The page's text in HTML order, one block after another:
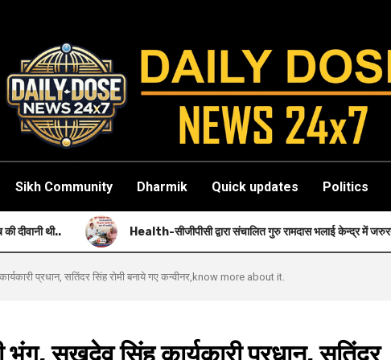
Sikh Community Dharmik Quick updates Politics
Health-सीजीपीसी द्वारा संचालित गुरु रामदास भलाई केन्द्र में जरुरतमंदों को नि: शुल्क स्वास्थ्य
प्रधान, सतिंदर सिंह रोमी बनाये गए कन्वीनर,know more about it.